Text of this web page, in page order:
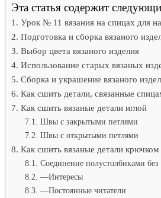
Эта статья содержит
Урок № 11 вязания на спицах для
Подготовка и сборка вязаного
Выбор цвета вязаного изделия
Использование старых вязаных
Сборка и украшение вязаного
Как сшить детали, связанные
Как сшить вязаные детали иглой
Швы с закрытыми петлями
Швы с открытыми петлями
Как сшить вязаные детали крючком
Соединение полустолбиками без
—Интересы
—Постоянные читатели